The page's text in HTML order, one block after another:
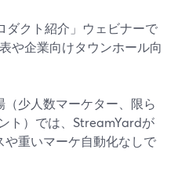
ダクト紹介」ウェビナーで
や企業向けタウンホール向
少人数マーケター、限ら
ト）では、StreamYardが
重いマーケ自動化なしで